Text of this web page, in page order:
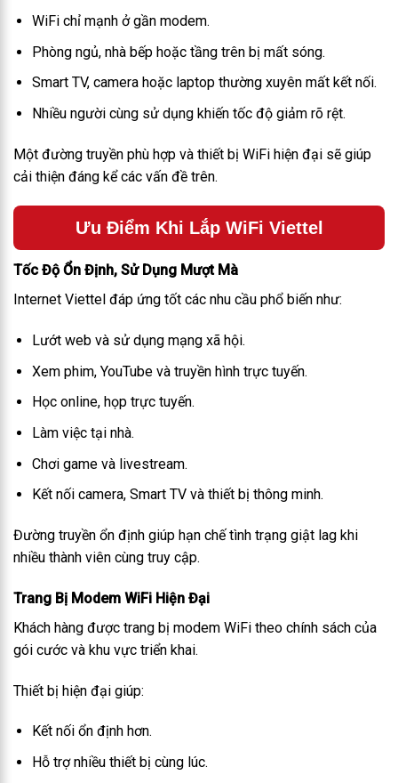
WiFi chỉ mạnh ở gần modem.
Phòng ngủ, nhà bếp hoặc tầng trên bị mất sóng.
Smart TV, camera hoặc laptop thường xuyên mất kết nối.
Nhiều người cùng sử dụng khiến tốc độ giảm rõ rệt.
Một đường truyền phù hợp và thiết bị WiFi hiện đại sẽ giúp
cải thiện đáng kể các vấn đề trên.
Ưu Điểm Khi Lắp WiFi Viettel
Tốc Độ Ổn Định, Sử Dụng Mượt Mà
Internet Viettel đáp ứng tốt các nhu cầu phổ biến như:
Lướt web và sử dụng mạng xã hội.
Xem phim, YouTube và truyền hình trực tuyến.
Học online, họp trực tuyến.
Làm việc tại nhà.
Chơi game và livestream.
Kết nối camera, Smart TV và thiết bị thông minh.
Đường truyền ổn định giúp hạn chế tình trạng giật lag khi
nhiều thành viên cùng truy cập.
Trang Bị Modem WiFi Hiện Đại
Khách hàng được trang bị modem WiFi theo chính sách của
gói cước và khu vực triển khai.
Thiết bị hiện đại giúp:
Kết nối ổn định hơn.
Hỗ trợ nhiều thiết bị cùng lúc.